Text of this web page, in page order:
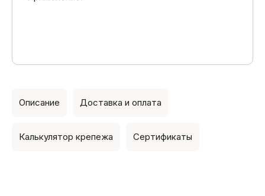
Описание Доставка и оплата
Калькулятор крепежа Сертификаты